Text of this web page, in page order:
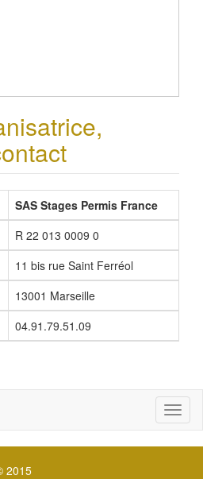
SAS Stages Permis France
R 22 013 0009 0
11 bis rue Saint Ferréol
13001 Marseille
04.91.79.51.09
2015